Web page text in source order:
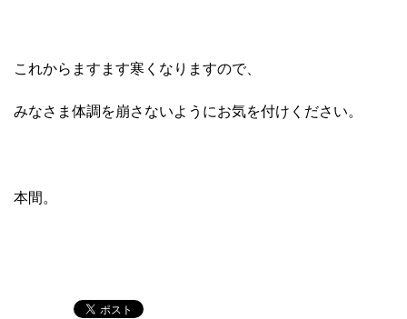
これからますます寒くなりますので、
みなさま体調を崩さないようにお気を付けください。
本間。